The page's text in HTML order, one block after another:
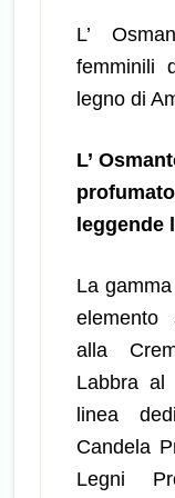
L’
femminili
legno di
L’
leggende
La
elemento
alla
Labbra al
linea
Candela
Legni